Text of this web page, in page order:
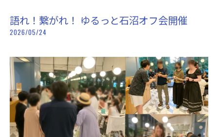
語れ！繋がれ！ ゆるっと石沼オフ会開催
2026/05/24